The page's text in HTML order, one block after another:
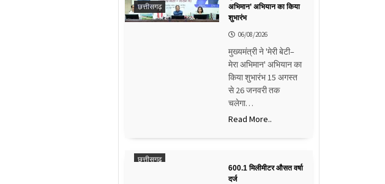
छत्तीसगढ़
अभिमान’ अभियान का किया
शुभारंभ
06/08/2026
मुख्यमंत्री ने 'मेरी बेटी–
मेरा अभिमान' अभियान का
किया शुभारंभ 15 अगस्त
से 26 जनवरी तक
चलेगा…
Read More..
छत्तीसगढ़
600.1 मिलीमीटर औसत वर्षा
दर्ज